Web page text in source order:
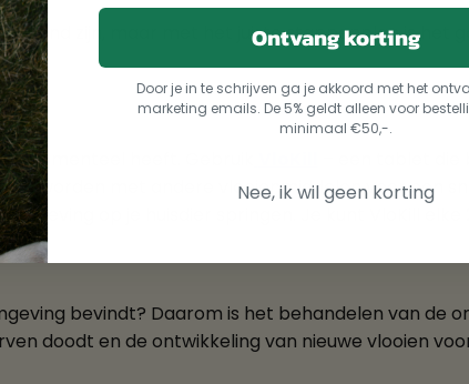
zijn, maar met het juiste stappenplan is het
momenteel heeft. Gebruik
worden met andere vlooienmiddelen voor een
op je huisdier springen. Je kunt VloKill elke
bevindt? Daarom is het behandelen van de
doodt en de ontwikkeling van nieuwe vlooien
Ontvang korting
Door je in te schrijven ga je akkoord met het
marketing emails. De 5% geldt alleen voor
minimaal €50,-.
Nee, ik wil geen korting